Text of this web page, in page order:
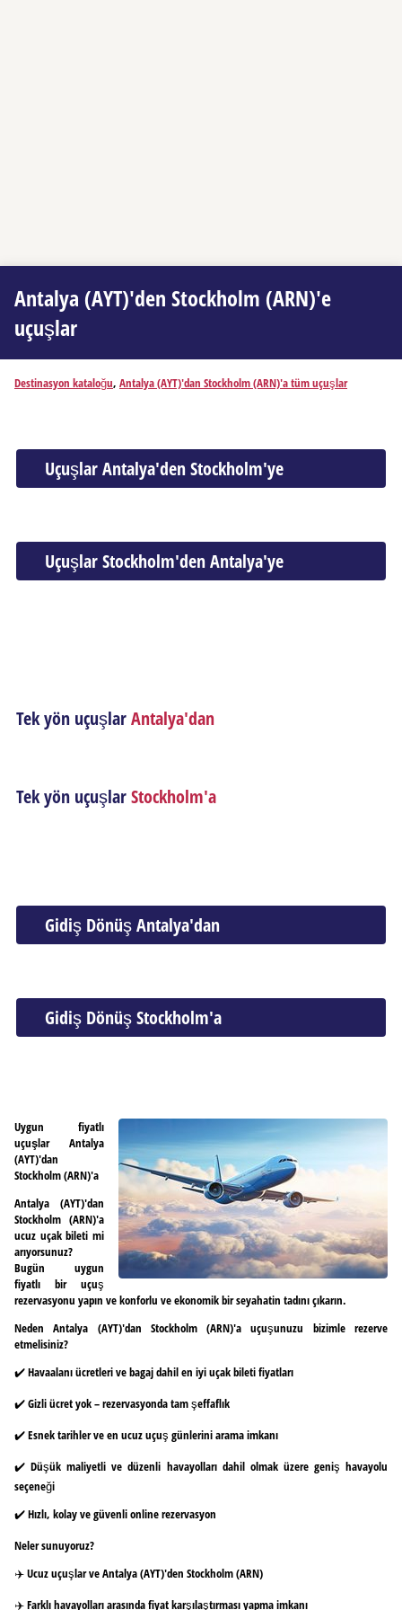
Antalya (AYT)'den Stockholm (ARN)'e
uçuşlar
Destinasyon kataloğu, Antalya (AYT)'dan Stockholm (ARN)'a tüm uçuşlar
Uçuşlar Antalya'den Stockholm'ye
Uçuşlar Stockholm'den Antalya'ye
Tek yön uçuşlarAntalya'dan
Tek yön uçuşlarStockholm'a
Gidiş Dönüş Antalya'dan
Gidiş Dönüş Stockholm'a
Uygun fiyatlı
uçuşlar Antalya
(AYT)'dan
Stockholm (ARN)'a
Antalya (AYT)'dan
Stockholm (ARN)'a
ucuz uçak bileti mi
arıyorsunuz?
Bugün uygun
fiyatlı bir uçuş
rezervasyonu yapın ve konforlu ve ekonomik bir seyahatin tadını çıkarın.
Neden Antalya (AYT)'dan Stockholm (ARN)'a uçuşunuzu bizimle rezerve
etmelisiniz?
✔️ Havaalanı ücretleri ve bagaj dahil en iyi uçak bileti fiyatları
✔️ Gizli ücret yok – rezervasyonda tam şeffaflık
✔️ Esnek tarihler ve en ucuz uçuş günlerini arama imkanı
✔️ Düşük maliyetli ve düzenli havayolları dahil olmak üzere geniş havayolu
seçeneği
✔️ Hızlı, kolay ve güvenli online rezervasyon
Neler sunuyoruz?
✈️ Ucuz uçuşlar ve Antalya (AYT)'den Stockholm (ARN)
✈️ Farklı havayolları arasında fiyat karşılaştırması yapma imkanı